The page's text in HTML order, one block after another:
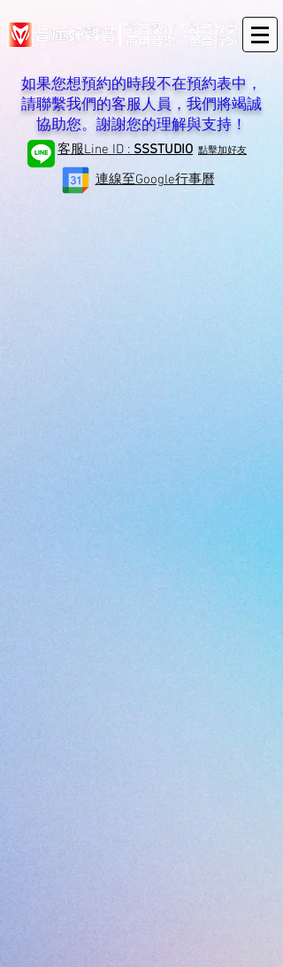
如果您想預約的時段不在預約表中，
請聯繫我們的客服人員，我們將竭誠
協助您。謝謝您的理解與支持！
客服Line ID : SSSTUDIO ​點擊加好友
​連線至Google行事曆